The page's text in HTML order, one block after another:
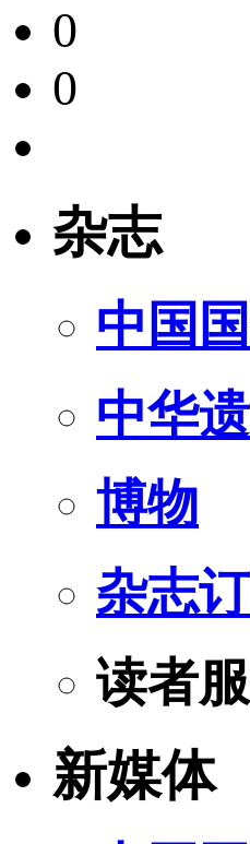
0
0
杂志
中国
中华
博物
杂志
读者
新媒体